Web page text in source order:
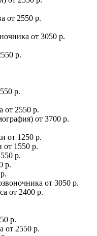
от 2550 р.
от 3050 р.
р.
р.
от 2550 р.
от 3700 р.
от 1250 р.
от 1550 р.
р.
р.
от 3050 р.
от 2400 р.
р.
от 2550 р.